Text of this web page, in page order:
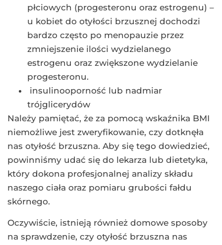
płciowych (progesteronu oraz estrogenu) –
u kobiet do otyłości brzusznej dochodzi
bardzo często po menopauzie przez
zmniejszenie ilości wydzielanego
estrogenu oraz zwiększone wydzielanie
progesteronu.
insulinooporność lub nadmiar
trójglicerydów
Należy pamiętać, że za pomocą wskaźnika BMI
niemożliwe jest zweryfikowanie, czy dotknęła
nas otyłość brzuszna. Aby się tego dowiedzieć,
powinniśmy udać się do lekarza lub dietetyka,
który dokona profesjonalnej analizy składu
naszego ciała oraz pomiaru grubości fałdu
skórnego.
Oczywiście, istnieją również domowe sposoby
na sprawdzenie, czy otyłość brzuszna nas